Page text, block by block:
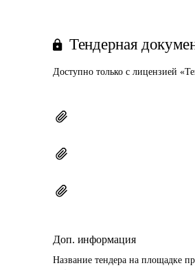
Тендерная
Доступно только с лицензией
Доп. информация
Название тендера на площадке